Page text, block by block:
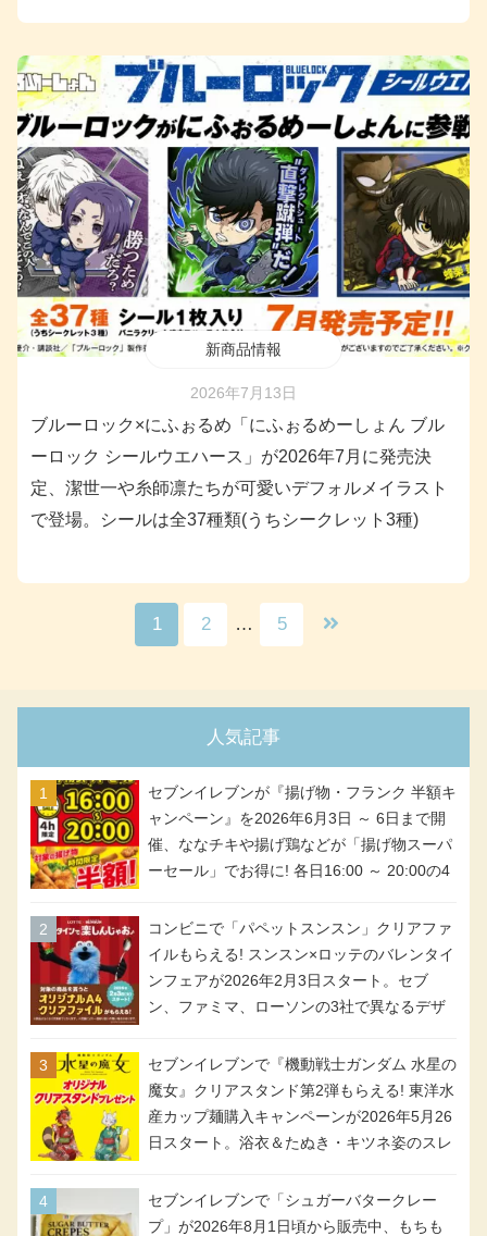
新商品情報
2026年7月13日
ブルーロック×にふぉるめ「にふぉるめーしょん ブル
ーロック シールウエハース」が2026年7月に発売決
定、潔世一や糸師凛たちが可愛いデフォルメイラスト
で登場。シールは全37種類(うちシークレット3種)
1 2 … 5
人気記事
セブンイレブンが『揚げ物・フランク 半額キ
ャンペーン』を2026年6月3日 ～ 6日まで開
催、ななチキや揚げ鶏などが「揚げ物スーパ
ーセール」でお得に! 各日16:00 ～ 20:00の4
アメリカンドッグが税抜き69円!
コンビニで「パペットスンスン」クリアファ
イルもらえる! スンスン×ロッテのバレンタイ
ンフェアが2026年2月3日スタート。セブ
ン、ファミマ、ローソンの3社で異なるデザ
セブンイレブンで『機動戦士ガンダム 水星の
魔女』クリアスタンド第2弾もらえる! 東洋水
産カップ麺購入キャンペーンが2026年5月26
日スタート。浴衣＆たぬき・キツネ姿のスレ
号・5号) / シャディクが全6種のクリアスタ
ンドになって登場!
セブンイレブンで「シュガーバタークレー
プ」が2026年8月1日頃から販売中、もちも